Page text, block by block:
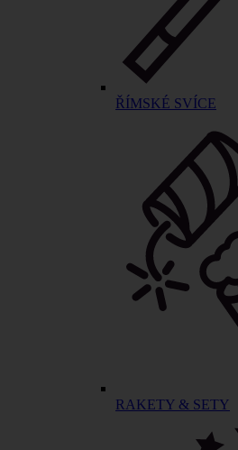
ŘÍMSKÉ SVÍCE
RAKETY & SETY